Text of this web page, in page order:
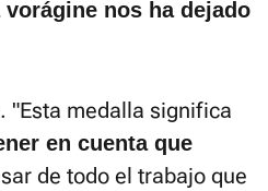
vorágine nos ha dejado
"Esta medalla significa
en cuenta que
de todo el trabajo que